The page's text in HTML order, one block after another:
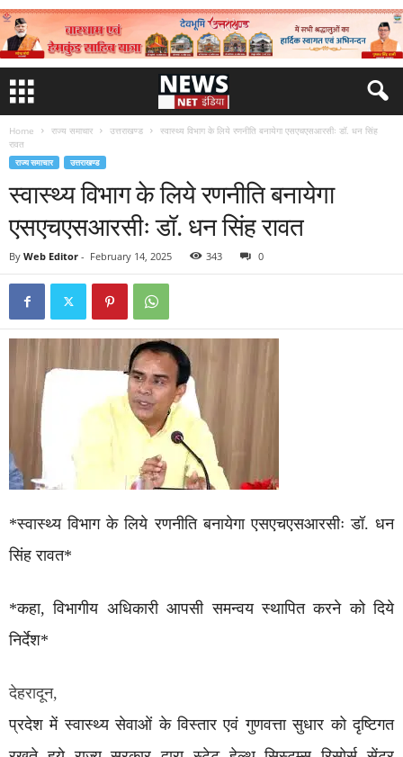
Home राज्य समाचार उत्तराखण्ड
स्वास्थ्य विभाग के लिये रणनीति बनायेगा एसएचएसआरसीः डॉ. धन सिंह
रावत
राज्य समाचार उत्तराखण्ड
स्वास्थ्य विभाग के लिये रणनीति बनायेगा
एसएचएसआरसीः डॉ. धन सिंह रावत
By Web Editor - February 14, 2025 343 0
*स्वास्थ्य विभाग के लिये रणनीति बनायेगा एसएचएसआरसीः डॉ. धन
सिंह रावत*
*कहा, विभागीय अधिकारी आपसी समन्वय स्थापित करने को दिये
निर्देश*
देहरादून,
प्रदेश में स्वास्थ्य सेवाओं के विस्तार एवं गुणवत्ता सुधार को दृष्टिगत